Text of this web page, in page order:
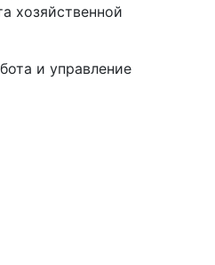
хозяйственной
и управление